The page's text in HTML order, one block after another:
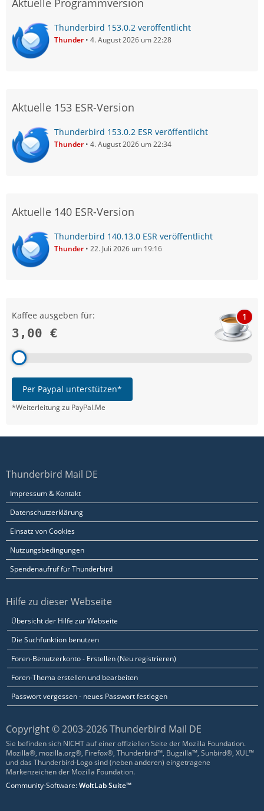
Aktuelle Programmversion
Thunderbird 153.0.2 veröffentlicht
Thunder 4. August 2026 um 22:28
Aktuelle 153 ESR-Version
Thunderbird 153.0.2 ESR veröffentlicht
Thunder 4. August 2026 um 22:34
Aktuelle 140 ESR-Version
Thunderbird 140.13.0 ESR veröffentlicht
Thunder 22. Juli 2026 um 19:16
Kaffee ausgeben für:
3,00 €
1
Per Paypal unterstützen*
*Weiterleitung zu PayPal.Me
Thunderbird Mail DE
Impressum & Kontakt
Datenschutzerklärung
Einsatz von Cookies
Nutzungsbedingungen
Spendenaufruf für Thunderbird
Hilfe zu dieser Webseite
Übersicht der Hilfe zur Webseite
Die Suchfunktion benutzen
Foren-Benutzerkonto - Erstellen (Neu registrieren)
Foren-Thema erstellen und bearbeiten
Passwort vergessen - neues Passwort festlegen
Copyright © 2003-2026 Thunderbird Mail DE
Sie befinden sich NICHT auf einer offiziellen Seite der Mozilla Foundation.
Mozilla®, mozilla.org®, Firefox®, Thunderbird™, Bugzilla™, Sunbird®, XUL™
und das Thunderbird-Logo sind (neben anderen) eingetragene
Markenzeichen der Mozilla Foundation.
Community-Software:WoltLab Suite™